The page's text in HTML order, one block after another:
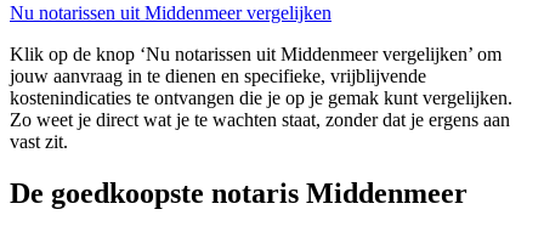
Nu notarissen uit Middenmeer vergelijken
Klik op de knop ‘Nu notarissen uit Middenmeer vergelijken’ om
jouw aanvraag in te dienen en specifieke, vrijblijvende
kostenindicaties te ontvangen die je op je gemak kunt vergelijken.
Zo weet je direct wat je te wachten staat, zonder dat je ergens aan
vast zit.
De goedkoopste notaris Middenmeer